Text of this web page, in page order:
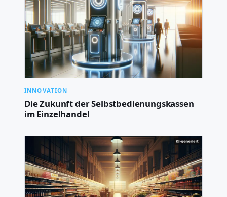
INNOVATION
Die Zukunft der Selbstbedienungskassen
im Einzelhandel